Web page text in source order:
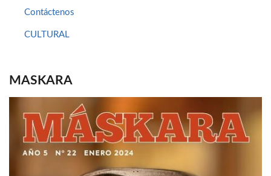
Contáctenos
CULTURAL
MASKARA